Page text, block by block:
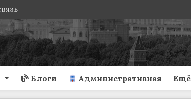
Блоги Административная Ещё